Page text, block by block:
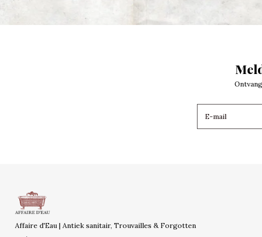
Affaire d'Eau | Antiek sanitair, Trouvailles & Forgotten